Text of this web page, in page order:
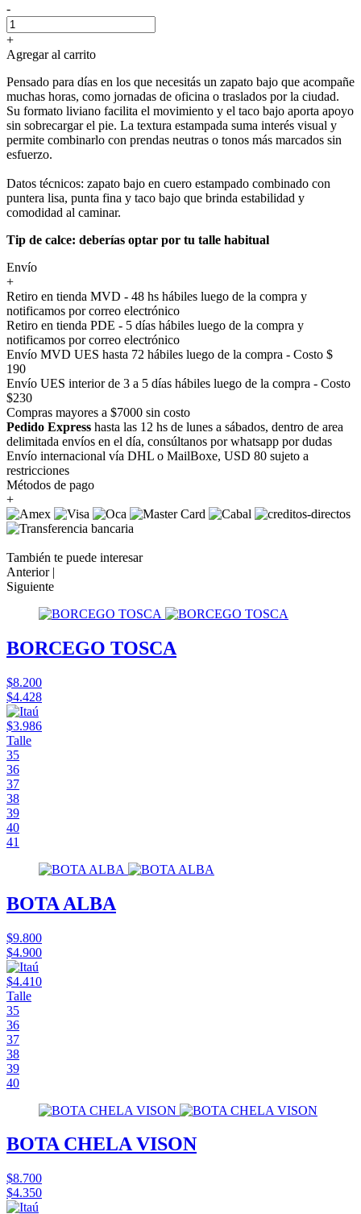
-
+
Agregar al carrito
Pensado para días en los que necesitás un zapato bajo que acompañe
muchas horas, como jornadas de oficina o traslados por la ciudad.
Su formato liviano facilita el movimiento y el taco bajo aporta apoyo
sin sobrecargar el pie. La textura estampada suma interés visual y
permite combinarlo con prendas neutras o tonos más marcados sin
esfuerzo.
Datos técnicos: zapato bajo en cuero estampado combinado con
puntera lisa, punta fina y taco bajo que brinda estabilidad y
comodidad al caminar.
Tip de calce: deberías optar por tu talle habitual
Envío
+
Retiro en tienda MVD - 48 hs hábiles luego de la compra y
notificamos por correo electrónico
Retiro en tienda PDE - 5 días hábiles luego de la compra y
notificamos por correo electrónico
Envío MVD UES hasta 72 hábiles luego de la compra - Costo $
190
Envío UES interior de 3 a 5 días hábiles luego de la compra - Costo
$230
Compras mayores a $7000 sin costo
Pedido Express hasta las 12 hs de lunes a sábados, dentro de area
delimitada envíos en el día, consúltanos por whatsapp por dudas
Envío internacional vía DHL o MailBoxe, USD 80 sujeto a
restricciones
Métodos de pago
+
También te puede interesar
Anterior |
Siguiente
BORCEGO TOSCA
$8.200
$4.428
$3.986
Talle
35
36
37
38
39
40
41
BOTA ALBA
$9.800
$4.900
$4.410
Talle
35
36
37
38
39
40
BOTA CHELA VISON
$8.700
$4.350